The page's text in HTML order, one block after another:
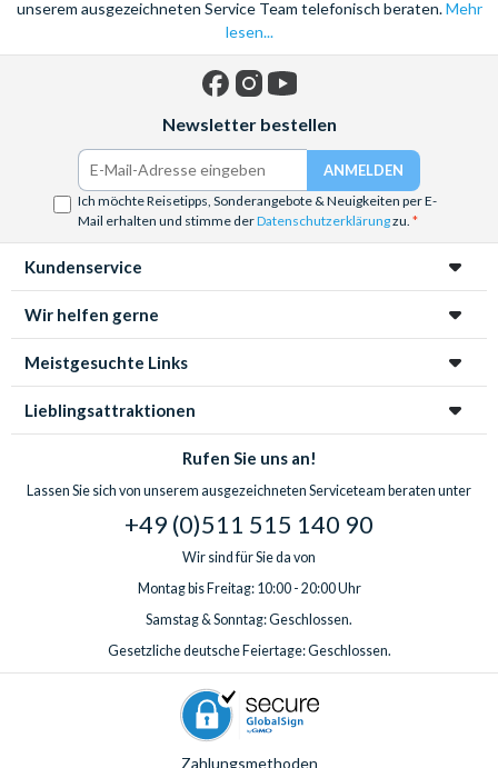
unserem ausgezeichneten Service Team telefonisch beraten.Mehr
lesen...
Newsletter bestellen
Ich möchte Reisetipps, Sonderangebote & Neuigkeiten per E-
Mail erhalten und stimme derDatenschutzerklärungzu.
Kundenservice
Wir helfen gerne
Meistgesuchte Links
Lieblingsattraktionen
Rufen Sie uns an!
Lassen Sie sich von unserem ausgezeichneten Serviceteam beraten unter
+49 (0)511 515 140 90
Wir sind für Sie da von
Montag bis Freitag: 10:00 - 20:00 Uhr
Samstag & Sonntag: Geschlossen.
Gesetzliche deutsche Feiertage: Geschlossen.
Zahlungsmethoden